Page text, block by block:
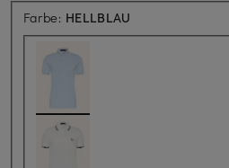
Farbe: HELLBLAU